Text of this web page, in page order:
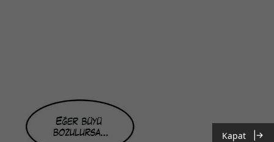
Kapat